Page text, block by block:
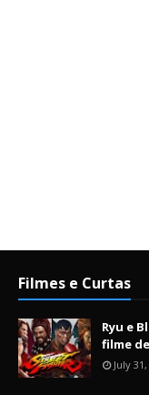
Filmes e Curtas
Ryu e
filme
July